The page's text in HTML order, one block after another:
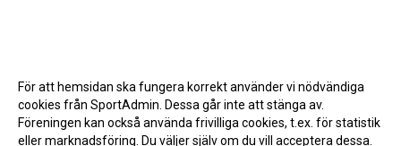
För att hemsidan ska fungera korrekt använder vi nödvändiga
cookies från SportAdmin. Dessa går inte att stänga av.
Föreningen kan också använda frivilliga cookies, t.ex. för statistik
eller marknadsföring. Du väljer själv om du vill acceptera dessa.